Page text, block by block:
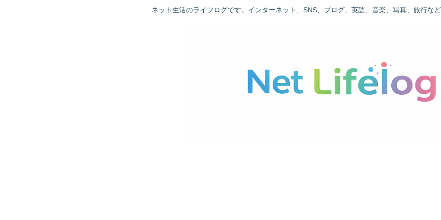
ネット生活のライフログです。インターネット、SNS、ブログ、英語、音楽、写真、旅行など